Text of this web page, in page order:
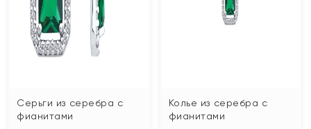
Серьги из серебра с
фианитами
Колье из серебра с
фианитами